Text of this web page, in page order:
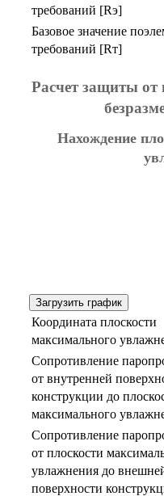
требований [Rэ]
Базовое значение
требований [Rт]
Расчет защиты от
Нахождение
Загрузить график
Координата плоскости
максимального
Сопротивление
от внутренней
конструкции до
максимального
Сопротивление
от плоскости
увлажнения до
поверхности